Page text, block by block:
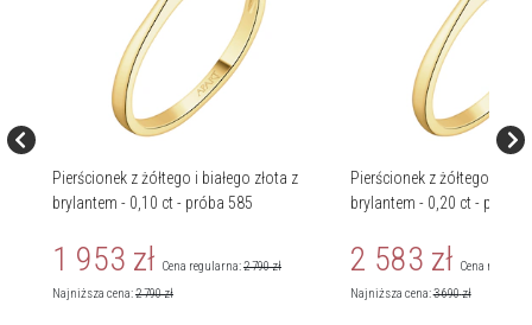
Pierścionek z żółtego i białego złota z
brylantem - 0,10 ct - próba 585
1 953 zł Cena regularna:2 790zł
Najniższa cena:2 790zł
Pierścionek z żółtego i
brylantem - 0,20 ct - próba
2 583 zł Cena
Najniższa cena:3 690zł